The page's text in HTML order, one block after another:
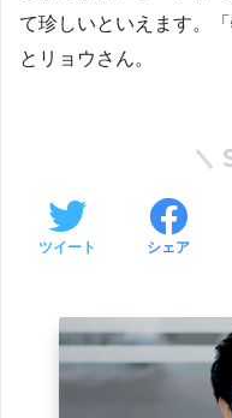
て珍しいといえます。
とリョウさん。
ツイート シェア